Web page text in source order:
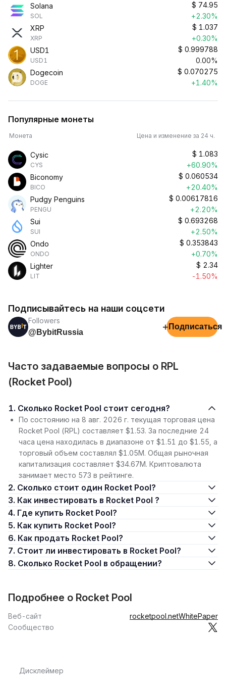
Solana
SOL
$ 74.95
+2.30%
XRP
XRP
$ 1.037
+0.30%
USD1
USD1
$ 0.999788
0.00%
Dogecoin
DOGE
$ 0.070275
+1.40%
Популярные монеты
Монета Цена и изменение за 24 ч.
Cysic
CYS
$ 1.083
+60.90%
Biconomy
BICO
$ 0.060534
+20.40%
Pudgy Penguins
PENGU
$ 0.00617816
+2.20%
Sui
SUI
$ 0.693268
+2.50%
Ondo
ONDO
$ 0.353843
+0.70%
Lighter
LIT
$ 2.34
-1.50%
Подписывайтесь на наши соцсети
Followers
@BybitRussia
+ Подписаться
Часто задаваемые вопросы о RPL
(Rocket Pool)
1. Сколько Rocket Pool стоит сегодня?
По состоянию на 8 авг. 2026 г. текущая торговая цена
Rocket Pool (RPL) составляет $1.53. За последние 24
часа цена находилась в диапазоне от $1.51 до $1.55, а
торговый объем составлял $1.05M. Общая рыночная
капитализация составляет $34.67M. Криптовалюта
занимает место 573 в рейтинге.
2. Сколько стоит один Rocket Pool?
3. Как инвестировать в Rocket Pool ?
4. Где купить Rocket Pool?
5. Как купить Rocket Pool?
6. Как продать Rocket Pool?
7. Стоит ли инвестировать в Rocket Pool?
8. Сколько Rocket Pool в обращении?
Подробнее о Rocket Pool
Веб-сайт rocketpool.netWhitePaper
Сообщество
Дисклеймер